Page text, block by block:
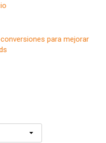
para mejorar